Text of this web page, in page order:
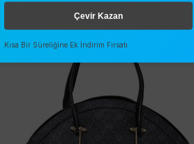
Çevir Kazan
Kısa Bir Süreliğine Ek İndirim Fırsatı